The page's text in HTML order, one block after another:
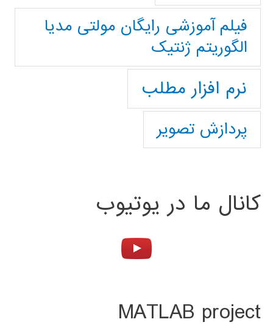
فیلم آموزشی رایگان مولتی مدیا
الگوریتم ژنتیک
نرم افزار مطلب
پردازش تصویر
کانال ما در یوتیوب
MATLAB project